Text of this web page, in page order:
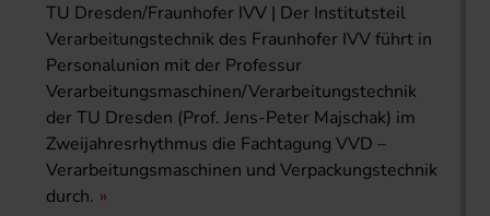
TU Dresden/Fraunhofer IVV | Der Institutsteil
Verarbeitungstechnik des Fraunhofer IVV führt in
Personalunion mit der Professur
Verarbeitungsmaschinen/Verarbeitungstechnik
der TU Dresden (Prof. Jens-Peter Majschak) im
Zweijahresrhythmus die Fachtagung VVD –
Verarbeitungsmaschinen und Verpackungstechnik
durch.